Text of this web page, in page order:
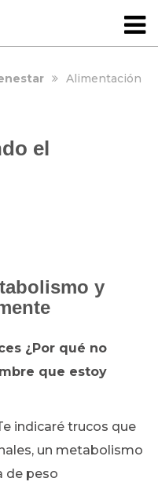
Alimentación
el
y
¿Por qué no
que estoy
indicaré trucos que
un metabolismo
de peso